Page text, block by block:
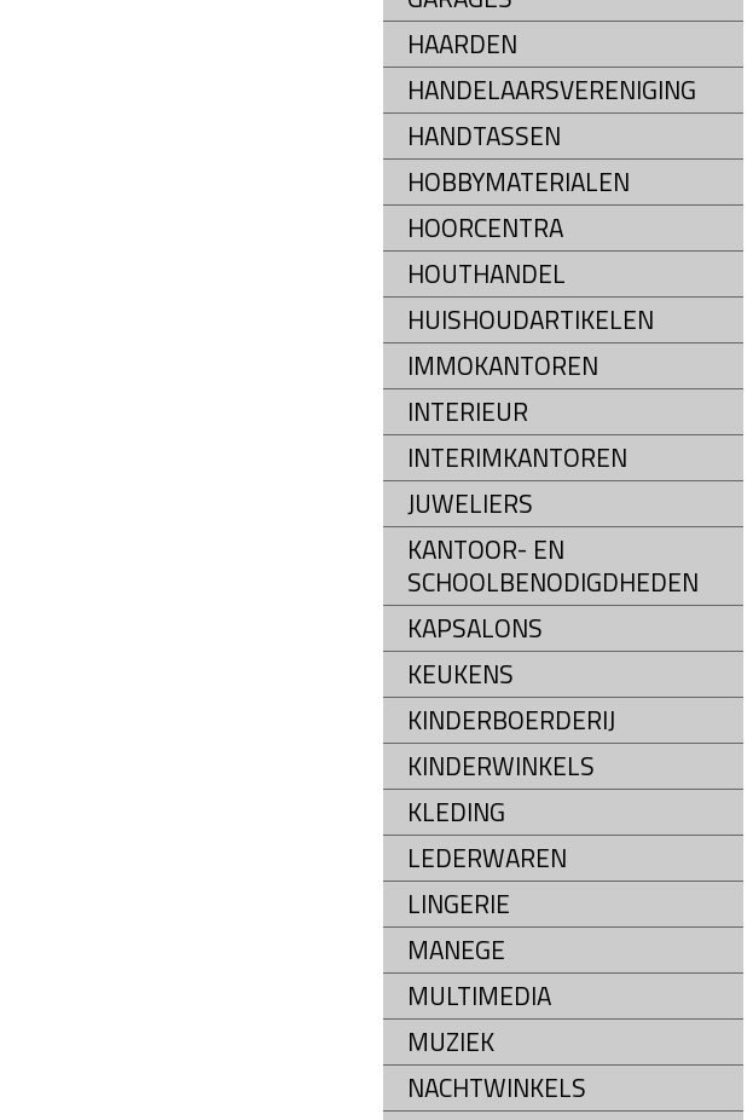
HAARDEN
HANDELAARSVERENIGING
HANDTASSEN
HOBBYMATERIALEN
HOORCENTRA
HOUTHANDEL
HUISHOUDARTIKELEN
IMMOKANTOREN
INTERIEUR
INTERIMKANTOREN
JUWELIERS
KANTOOR- EN
SCHOOLBENODIGDHEDEN
KAPSALONS
KEUKENS
KINDERBOERDERIJ
KINDERWINKELS
KLEDING
LEDERWAREN
LINGERIE
MANEGE
MULTIMEDIA
MUZIEK
NACHTWINKELS